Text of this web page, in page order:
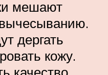
мешают
дергать
кожу.
качество